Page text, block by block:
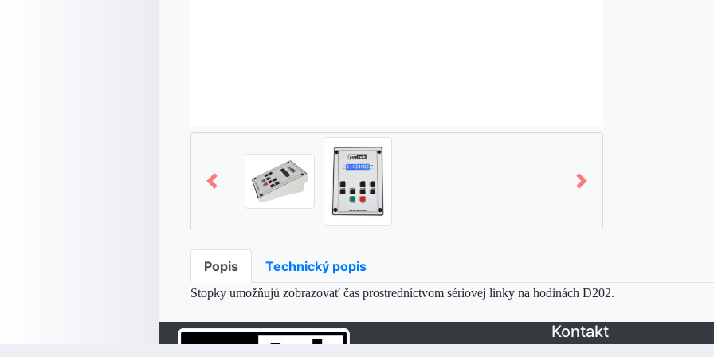
Popis Technický popis
Stopky umožňujú zobrazovať čas prostredníctvom sériovej linky na hodinách D202.
Kontakt